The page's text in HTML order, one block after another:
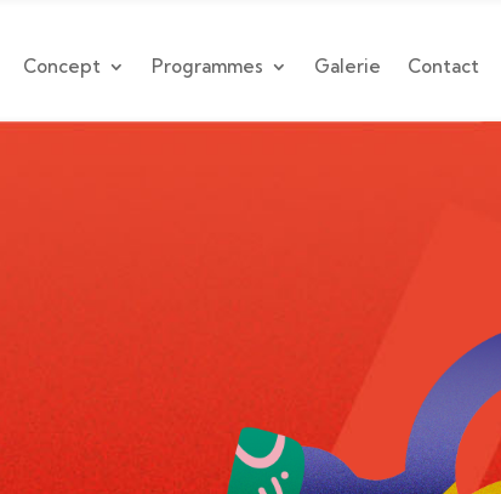
Concept Programmes Galerie Contact